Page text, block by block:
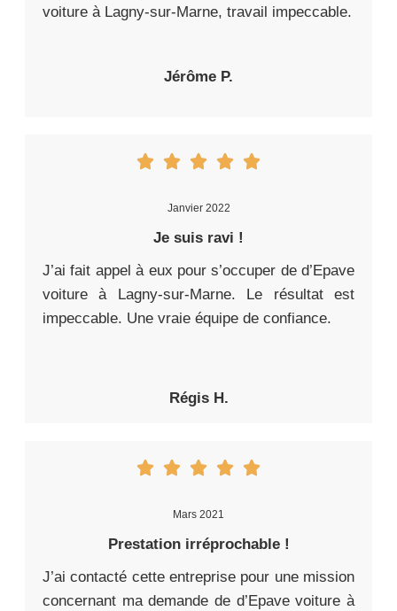
voiture à Lagny-sur-Marne, travail impeccable.
Jérôme P.
Janvier 2022
Je suis ravi !
J’ai fait appel à eux pour s’occuper de d’Epave
voiture à Lagny-sur-Marne. Le résultat est
impeccable. Une vraie équipe de confiance.
Régis H.
Mars 2021
Prestation irréprochable !
J’ai contacté cette entreprise pour une mission
concernant ma demande de d’Epave voiture à